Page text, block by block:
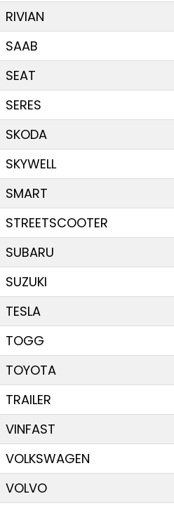
RIVIAN
SAAB
SEAT
SERES
SKODA
SKYWELL
SMART
STREETSCOOTER
SUBARU
SUZUKI
TESLA
TOGG
TOYOTA
TRAILER
VINFAST
VOLKSWAGEN
VOLVO